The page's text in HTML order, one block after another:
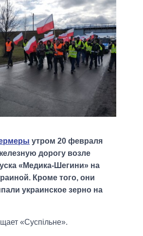
утром 20 февраля
дорогу возле
«Медика-Шегини» на
Кроме того, они
украинское зерно на
«Суспільне».